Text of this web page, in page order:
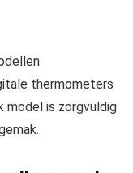
thermometers
model is zorgvuldig